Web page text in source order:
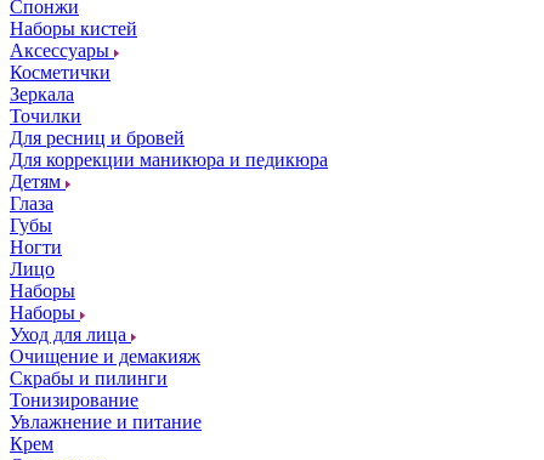
Спонжи
Наборы кистей
Аксессуары
Косметички
Зеркала
Точилки
Для ресниц и бровей
Для коррекции маникюра и педикюра
Детям
Глаза
Губы
Ногти
Лицо
Наборы
Наборы
Уход для лица
Очищение и демакияж
Скрабы и пилинги
Тонизирование
Увлажнение и питание
Крем